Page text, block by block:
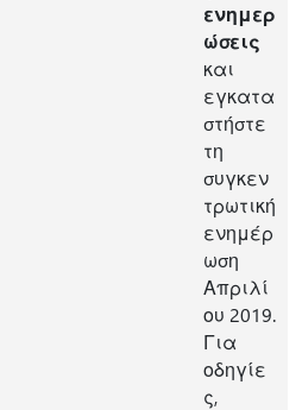
ενημερ
ώσεις
και
εγκατα
στήστε
τη
συγκεν
τρωτική
ενημέρ
ωση
Απριλί
ου 2019.
Για
οδηγίε
ς,